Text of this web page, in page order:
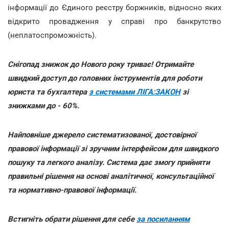
інформації до Єдиного реєстру боржників, відносно яких
відкрито провадження у справі про банкрутство
(неплатоспроможність).
Снігопад знижок до Нового року триває! Отримайте
швидкий доступ до головних інструментів для роботи
юриста та бухгалтера з системами ЛІГА:ЗАКОНзі
знижками до - 60%.
Найповніше джерело систематизованої, достовірної
правової інформації зі зручним інтерфейсом для швидкого
пошуку та легкого аналізу. Система дає змогу прийняти
правильні рішення на основі аналітичної, консультаційної
та нормативно-правової інформації.
Встигніть обрати рішення для себе за посиланням